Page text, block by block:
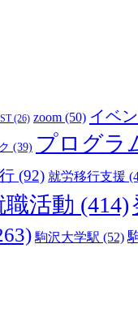
(26) zoom (50) イベ
(39) プログラ
(92) 就労移行支援
職活動 (414)
駒沢大学駅 (52)